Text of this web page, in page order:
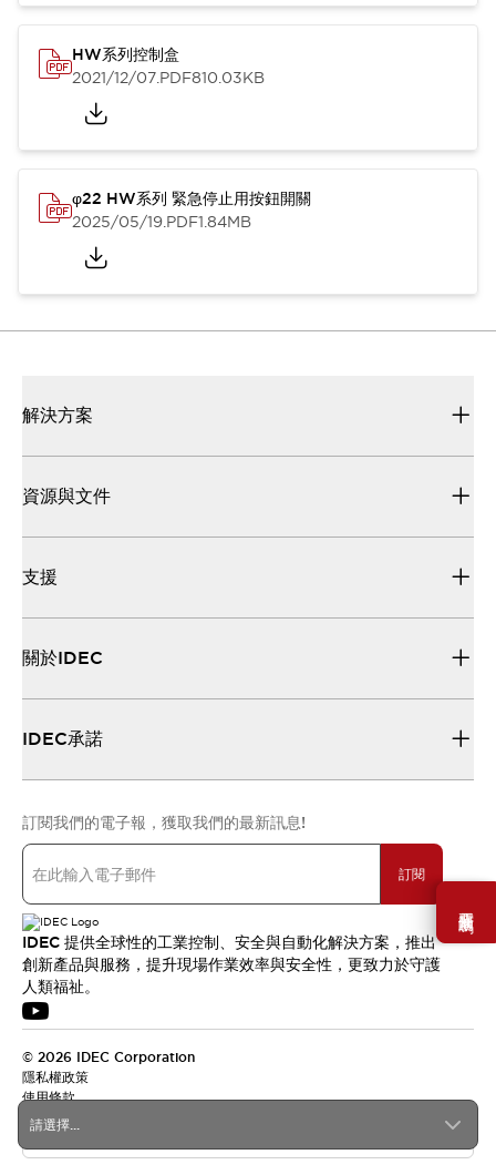
需要幫助嗎？
HW系列控制盒
2021/12/07.PDF810.03KB
φ22 HW系列 緊急停止用按鈕開關
2025/05/19.PDF1.84MB
請選擇...
解決方案
資源與文件
支援
關於IDEC
IDEC承諾
訂閱我們的電子報，獲取我們的最新訊息!
訂閱
IDEC 提供全球性的工業控制、安全與自動化解決方案，推出
創新產品與服務，提升現場作業效率與安全性，更致力於守護
人類福祉。
© 2026 IDEC Corporation
隱私權政策
使用條款
台灣